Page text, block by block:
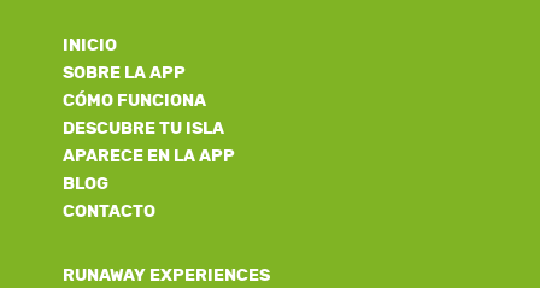
INICIO
SOBRE LA APP
CÓMO FUNCIONA
DESCUBRE TU ISLA
APARECE EN LA APP
BLOG
CONTACTO
RUNAWAY EXPERIENCES